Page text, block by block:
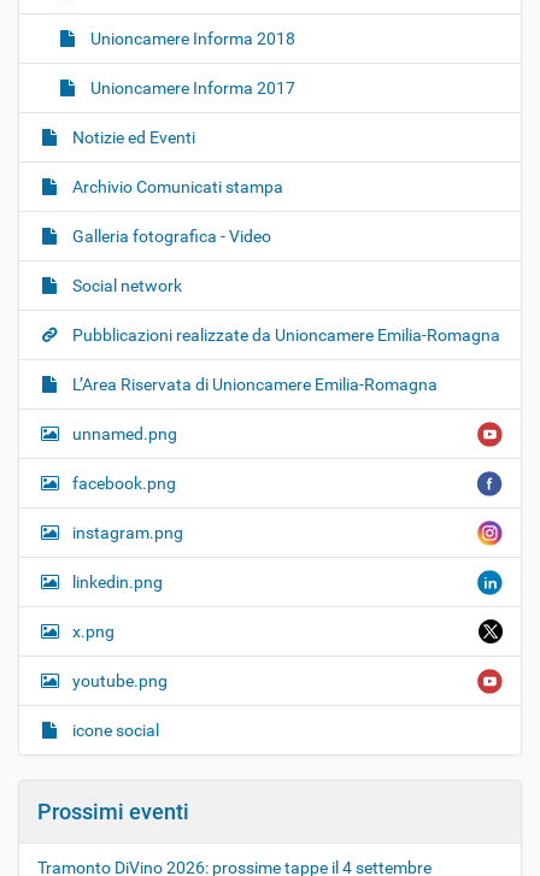
Unioncamere Informa 2018
Unioncamere Informa 2017
Notizie ed Eventi
Archivio Comunicati stampa
Galleria fotografica - Video
Social network
Pubblicazioni realizzate da Unioncamere Emilia-Romagna
L’Area Riservata di Unioncamere Emilia-Romagna
unnamed.png
facebook.png
instagram.png
linkedin.png
x.png
youtube.png
icone social
Prossimi eventi
Tramonto DiVino 2026: prossime tappe il 4 settembre